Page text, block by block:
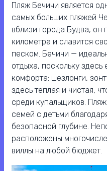
Пляж Бечичи является
самых больших пляжей
вблизи города Будва, он
километра и славится
песком. Бечичи —
отдыха, поскольку здесь
комфорта: шезлонги,
здесь теплая и чистая,
среди купальщиков.
семей с детьми
безопасной глубине.
расположены
виллы на любой бюджет.